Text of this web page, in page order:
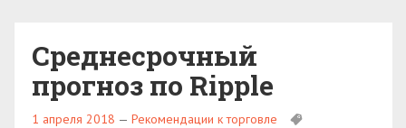
Среднесрочный
прогноз по Ripple
1 апреля 2018 — Рекомендации к торговле